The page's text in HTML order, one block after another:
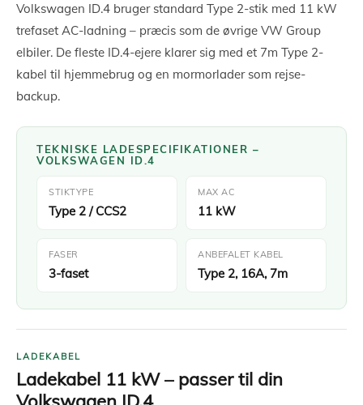
Volkswagen ID.4 bruger standard Type 2-stik med 11 kW
trefaset AC-ladning – præcis som de øvrige VW Group
elbiler. De fleste ID.4-ejere klarer sig med et 7m Type 2-
kabel til hjemmebrug og en mormorlader som rejse-
backup.
TEKNISKE LADESPECIFIKATIONER –
VOLKSWAGEN ID.4
STIKTYPE
Type 2 / CCS2
MAX AC
11 kW
FASER
3-faset
ANBEFALET KABEL
Type 2, 16A, 7m
LADEKABEL
Ladekabel 11 kW – passer til din